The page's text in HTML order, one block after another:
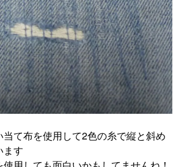
て布を使用して2色の糸で縦と斜め
ます